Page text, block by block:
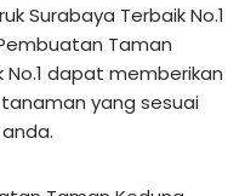
Surabaya Terbaik No.1
Taman
No.1 dapat memberikan
yang sesuai